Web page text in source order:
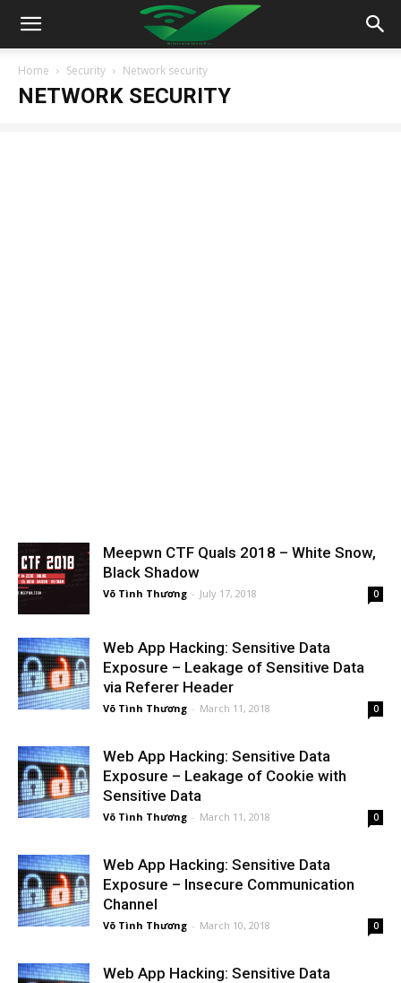
Home Security Network security
NETWORK SECURITY
Meepwn CTF Quals 2018 – White Snow,
Black Shadow
Võ Tình Thương - July 17, 2018 0
Web App Hacking: Sensitive Data
Exposure – Leakage of Sensitive Data
via Referer Header
Võ Tình Thương - March 11, 2018 0
Web App Hacking: Sensitive Data
Exposure – Leakage of Cookie with
Sensitive Data
Võ Tình Thương - March 11, 2018 0
Web App Hacking: Sensitive Data
Exposure – Insecure Communication
Channel
Võ Tình Thương - March 10, 2018 0
Web App Hacking: Sensitive Data